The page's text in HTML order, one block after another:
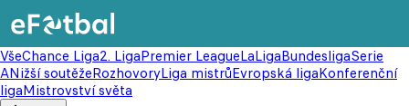
VšeChance Liga2. LigaPremier LeagueLaLigaBundesligaSerie
ANižší soutěžeRozhovoryLiga mistrůEvropská ligaKonferenční
ligaMistrovství světa